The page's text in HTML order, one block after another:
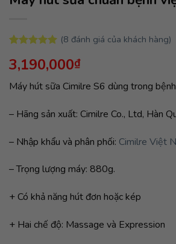
dựa trên
đánh giá
(8 đánh giá của khách hàng)
3,190,000₫
Máy hút sữa Cimilre S6 dùng trong
– Hãng sản xuất: Cimilre Co., Ltd, Hàn
– Nhập khẩu và phân phối: Cimilre Việt
– Trọng lượng máy: 880g.
+ Có khả năng hút đơn hoặc kép
+ Hai chế độ: Massage và Expression